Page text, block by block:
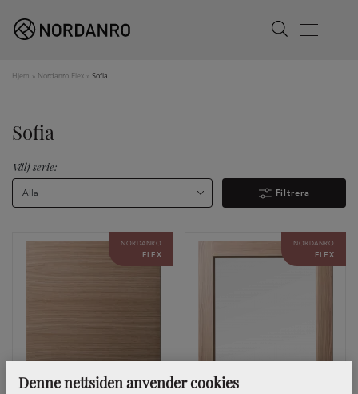
Denne nettsiden anvender cookies
Search
Menu
Hjem » Nordanro Flex » Sofia
Sofia
Välj serie:
Alla Filtrera
NORDANRO
FLEX
NORDANRO
FLEX